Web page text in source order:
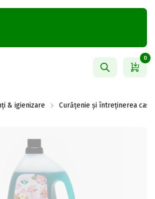
0
& igienizare Curățenie și întreținerea casei